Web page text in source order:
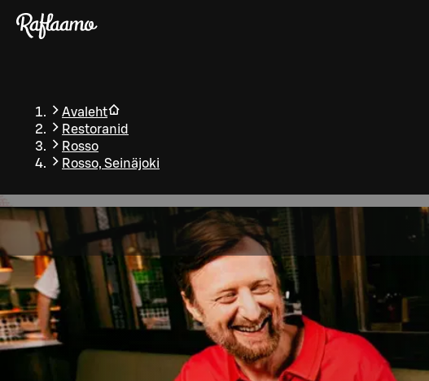
Liigu peamise sisu juurde
Avaleht
Restoranid
Rosso
Rosso, Seinäjoki